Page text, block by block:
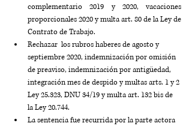
complementario 2019 y 2020, vacaciones
proporcionales 2020 y multa art. 80 de la Ley de
Contrato de Trabajo.
Rechazar  los rubros haberes de agosto y
septiembre 2020, indemnización por omisión
de preaviso, indemnización por antigüedad,
integración mes de despido y multas arts. 1 y 2
Ley 25.323, DNU 34/19 y multa art. 132 bis de
la Ley 20.744.
La sentencia fue recurrida por la parte actora